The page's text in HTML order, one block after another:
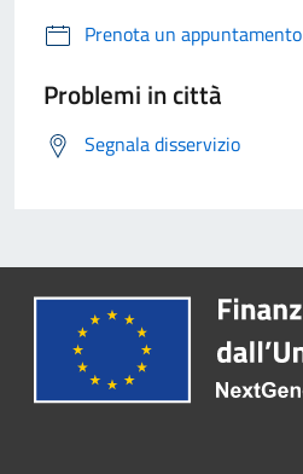
Prenota un appuntamento
Problemi in città
Segnala disservizio